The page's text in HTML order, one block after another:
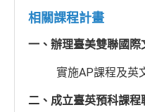
相關課程計畫
一、辦理臺美雙聯國際
實施AP課程及英
二、 成立臺英預科課程